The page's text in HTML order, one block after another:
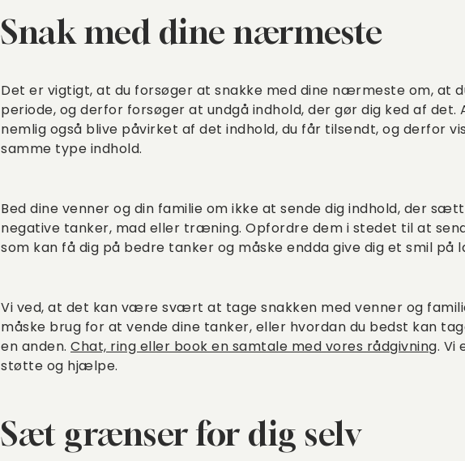
Snak med dine nærmeste
Det er vigtigt, at du forsøger at snakke med dine nærmeste om, at
periode, og derfor forsøger at undgå indhold, der gør dig ked af det.
nemlig også blive påvirket af det indhold, du får tilsendt, og derfor
samme type indhold.
Bed dine venner og din familie om ikke at sende dig indhold, der
negative tanker, mad eller træning. Opfordre dem i stedet til at
som kan få dig på bedre tanker og måske endda give dig et smil på
Vi ved, at det kan være svært at tage snakken med venner og
måske brug for at vende dine tanker, eller hvordan du bedst kan
en anden. Chat, ring eller book en samtale med vores rådgivning. Vi
støtte og hjælpe.
Sæt grænser for dig selv